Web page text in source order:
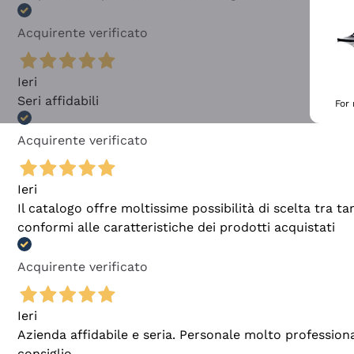
Acquirente verificato
Ieri
Seri affidabili
Acquirente verificato
Ieri
Il catalogo offre moltissime possibilità di scelta tra
conformi alle caratteristiche dei prodotti acquistati
Acquirente verificato
Ieri
Azienda affidabile e seria. Personale molto
For